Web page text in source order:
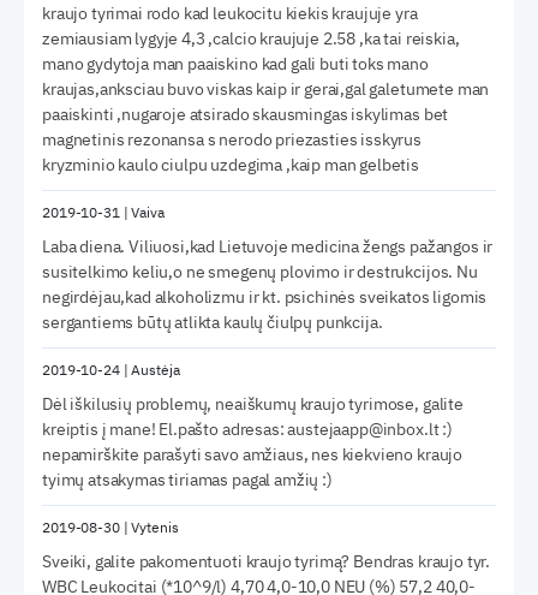
kraujo tyrimai rodo kad leukocitu kiekis kraujuje yra
zemiausiam lygyje 4,3 ,calcio kraujuje 2.58 ,ka tai reiskia,
mano gydytoja man paaiskino kad gali buti toks mano
kraujas,anksciau buvo viskas kaip ir gerai,gal galetumete man
paaiskinti ,nugaroje atsirado skausmingas iskylimas bet
magnetinis rezonansa s nerodo priezasties isskyrus
kryzminio kaulo ciulpu uzdegima ,kaip man gelbetis
2019-10-31|Vaiva
Laba diena. Viliuosi,kad Lietuvoje medicina žengs pažangos ir
susitelkimo keliu,o ne smegenų plovimo ir destrukcijos. Nu
negirdėjau,kad alkoholizmu ir kt. psichinės sveikatos ligomis
sergantiems būtų atlikta kaulų čiulpų punkcija.
2019-10-24|Austėja
Dėl iškilusių problemų, neaiškumų kraujo tyrimose, galite
kreiptis į mane! El.pašto adresas: austejaapp@inbox.lt :)
nepamirškite parašyti savo amžiaus, nes kiekvieno kraujo
tyimų atsakymas tiriamas pagal amžių :)
2019-08-30|Vytenis
Sveiki, galite pakomentuoti kraujo tyrimą? Bendras kraujo tyr.
WBC Leukocitai (*10^9/l) 4,70 4,0-10,0 NEU (%) 57,2 40,0-